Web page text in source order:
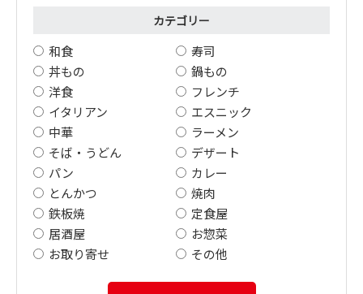
カテゴリー
和食
寿司
丼もの
鍋もの
洋食
フレンチ
イタリアン
エスニック
中華
ラーメン
そば・うどん
デザート
パン
カレー
とんかつ
焼肉
鉄板焼
定食屋
居酒屋
お惣菜
お取り寄せ
その他